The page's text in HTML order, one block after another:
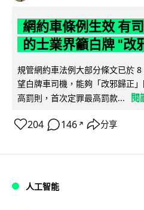
網約車條例生效 有
的士業界籲白牌 "改
規管網約車法例大部分條文已於
望白牌車司機，能夠「改邪歸正
高罰則，首次定罪最高罰款...
閱
204 146 ↗ 分享
人工智能